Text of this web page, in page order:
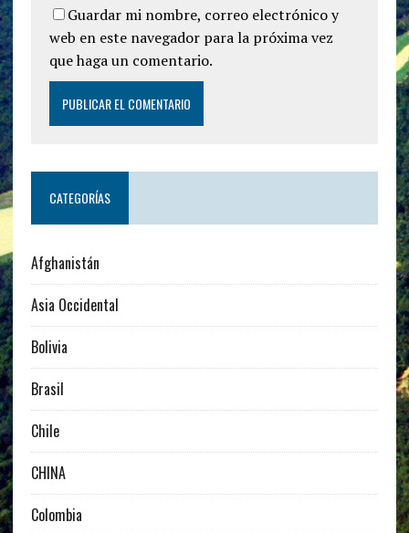
Guardar mi nombre, correo electrónico y
web en este navegador para la próxima vez
que haga un comentario.
CATEGORÍAS
Afghanistán
Asia Occidental
Bolivia
Brasil
Chile
CHINA
Colombia